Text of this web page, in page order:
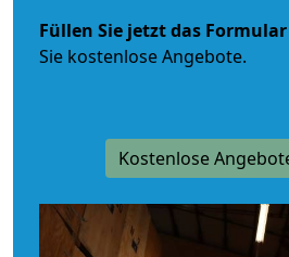
Füllen Sie jetzt das
Sie kostenlose Angebote.
Kostenlose